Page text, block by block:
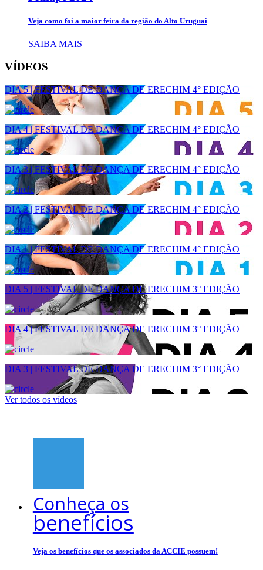
Veja como foi a maior feira da região do Alto Uruguai
SAIBA MAIS
VÍDEOS
DIA 5 | FESTIVAL DE DANÇA DE ERECHIM 4° EDIÇÃO
DIA 4 | FESTIVAL DE DANÇA DE ERECHIM 4° EDIÇÃO
DIA 3 | FESTIVAL DE DANÇA DE ERECHIM 4° EDIÇÃO
DIA 2 | FESTIVAL DE DANÇA DE ERECHIM 4° EDIÇÃO
DIA 1 | FESTIVAL DE DANÇA DE ERECHIM 4° EDIÇÃO
DIA 5 | FESTIVAL DE DANÇA DE ERECHIM 3° EDIÇÃO
DIA 4 | FESTIVAL DE DANÇA DE ERECHIM 3° EDIÇÃO
DIA 3 | FESTIVAL DE DANÇA DE ERECHIM 3° EDIÇÃO
Ver todos os vídeos
Conheça os
benefícios
Veja os benefícios que os associados da ACCIE possuem!